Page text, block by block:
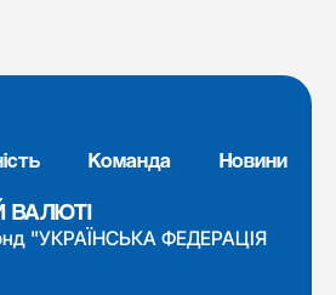
Команда Новини
ВАЛЮТІ
"УКРАЇНСЬКА ФЕДЕРАЦІЯ